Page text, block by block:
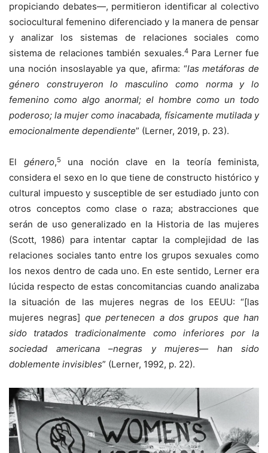
propiciando debates—, permitieron identificar al colectivo
sociocultural femenino diferenciado y la manera de pensar
y analizar los sistemas de relaciones sociales como
sistema de relaciones también sexuales.4Para Lerner fue
una noción insoslayable ya que, afirma: “las metáforas de
género construyeron lo masculino como norma y lo
femenino como algo anormal; el hombre como un todo
poderoso; la mujer como inacabada, físicamente mutilada y
emocionalmente dependiente” (Lerner, 2019, p. 23).
El género,5
una noción clave en la teoría feminista,
considera el sexo en lo que tiene de constructo histórico y
cultural impuesto y susceptible de ser estudiado junto con
otros conceptos como clase o raza; abstracciones que
serán de uso generalizado en la Historia de las mujeres
(Scott, 1986) para intentar captar la complejidad de las
relaciones sociales tanto entre los grupos sexuales como
los nexos dentro de cada uno. En este sentido, Lerner era
lúcida respecto de estas concomitancias cuando analizaba
la situación de las mujeres negras de los EEUU: “[las
mujeres negras] que pertenecen a dos grupos que han
sido tratados tradicionalmente como inferiores por la
sociedad americana –negras y mujeres— han sido
doblemente invisibles” (Lerner, 1992, p. 22).